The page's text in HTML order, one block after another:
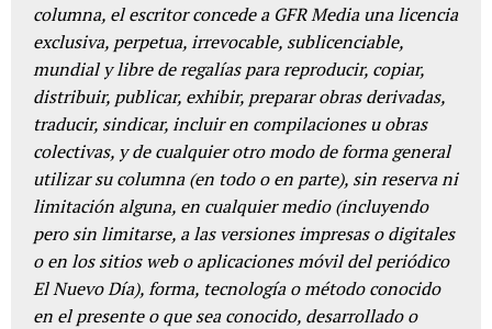
columna, el escritor concede a GFR Media una licencia
exclusiva, perpetua, irrevocable, sublicenciable,
mundial y libre de regalías para reproducir, copiar,
distribuir, publicar, exhibir, preparar obras derivadas,
traducir, sindicar, incluir en compilaciones u obras
colectivas, y de cualquier otro modo de forma general
utilizar su columna (en todo o en parte), sin reserva ni
limitación alguna, en cualquier medio (incluyendo
pero sin limitarse, a las versiones impresas o digitales
o en los sitios web o aplicaciones móvil del periódico
El Nuevo Día), forma, tecnología o método conocido
en el presente o que sea conocido, desarrollado o